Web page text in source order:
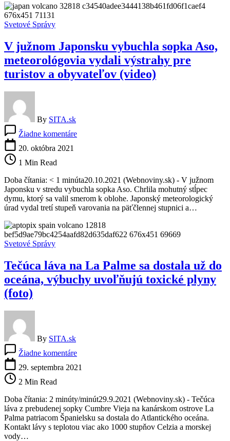
musia
v
núdzi
Svetové Správy
V južnom Japonsku vybuchla sopka Aso,
meteorológovia vydali výstrahy pre
turistov a obyvateľov (video)
By SITA.sk
Žiadne komentáreV
Aso,
meteorológovia
vydali
výstrahy
turistov
a
20. októbra 2021
1 Min Read
Doba čítania: < 1 minúta20.10.2021 (Webnoviny.sk) - V južnom
Japonsku v stredu vybuchla sopka Aso. Chrlila mohutný stĺpec
dymu, ktorý sa valil smerom k oblohe. Japonský meteorologický
úrad vydal tretí stupeň varovania na päťčlennej stupnici a…
Svetové Správy
Tečúca láva na La Palme sa dostala už do
oceána, výbuchy uvoľňujú toxické plyny
(foto)
By SITA.sk
Žiadne komentáreTečúca
láva
sa
dostala
už
do
29. septembra 2021
2 Min Read
Doba čítania: 2 minúty/minút29.9.2021 (Webnoviny.sk) - Tečúca
láva z prebudenej sopky Cumbre Vieja na kanárskom ostrove La
Palma patriacom Španielsku sa dostala do Atlantického oceána.
Kontakt lávy s teplotou viac ako 1000 stupňov Celzia a morskej
vody…